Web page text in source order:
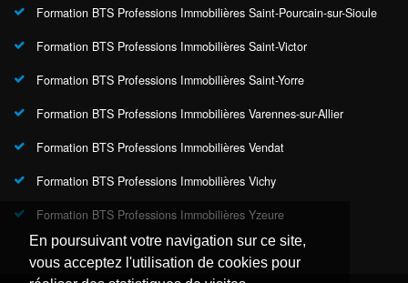
En poursuivant votre navigation sur ce site,
vous acceptez l'utilisation de cookies pour
Formation BTS Professions Immobilières Saint-Pourcain-sur-Sioule
Formation BTS Professions Immobilières Saint-Victor
Formation BTS Professions Immobilières Saint-Yorre
Formation BTS Professions Immobilières Varennes-sur-Allier
Formation BTS Professions Immobilières Vendat
Formation BTS Professions Immobilières Vichy
Formation BTS Professions Immobilières Yzeure